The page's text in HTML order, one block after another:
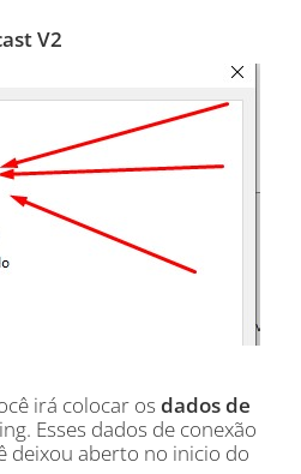
V2
irá colocar os dados de
Esses dados de conexão
deixou aberto no inicio do